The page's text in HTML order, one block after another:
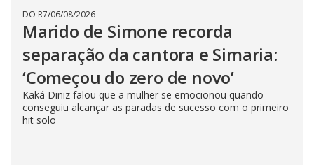
DO R7/06/08/2026
Marido de Simone recorda
separação da cantora e Simaria:
‘Começou do zero de novo’
Kaká Diniz falou que a mulher se emocionou quando
conseguiu alcançar as paradas de sucesso com o primeiro
hit solo